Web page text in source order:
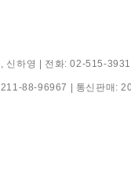
신하영 | 전화: 02-515-
211-88-96967 | 통신판매: